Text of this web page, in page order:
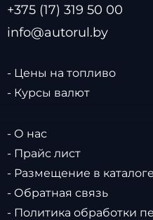
+375 (17) 319 50 00
info@autorul.by
- Цены на топливо
- Курсы валют
- О нас
- Прайс лист
- Размещение в каталоге
- Обратная связь
- Политика обработки